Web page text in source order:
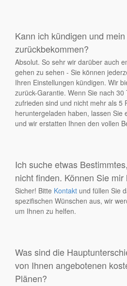
Kann ich kündigen und
zurückbekommen?
Absolut. So sehr wir darüber auch
gehen zu sehen - Sie können
Ihren Einstellungen kündigen. Wir
zurück-Garantie. Wenn Sie nach
zufrieden sind und nicht mehr als 5
heruntergeladen haben, lassen Sie
und wir erstatten Ihnen den vollen
Ich suche etwas
nicht finden. Können Sie mir
Sicher! Bitte Kontakt und füllen Sie
spezifischen Wünschen aus, wir
um Ihnen zu helfen.
Was sind die
von Ihnen angebotenen
Plänen?